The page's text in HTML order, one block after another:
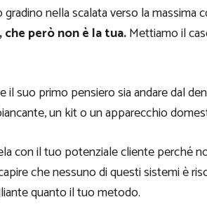
gradino nella scalata verso la massima
che però non è la tua.Mettiamo il
il suo primo pensiero sia andare dal
un kit o un apparecchio
con il tuo potenziale cliente perché
che nessuno di questi sistemi è
quanto il tuo metodo.